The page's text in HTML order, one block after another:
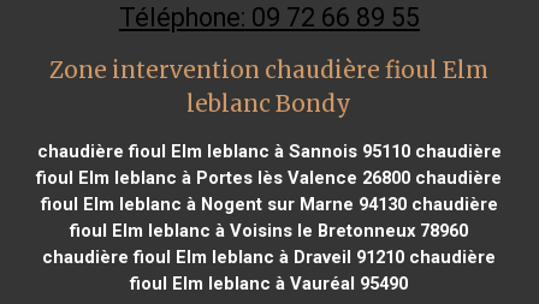
Téléphone: 09 72 66 89 55
Zone intervention chaudière fioul Elm
leblanc Bondy
chaudière fioul Elm leblanc à Sannois 95110chaudière
fioul Elm leblanc à Portes lès Valence 26800 chaudière
fioul Elm leblanc à Nogent sur Marne 94130chaudière
fioul Elm leblanc à Voisins le Bretonneux 78960
chaudière fioul Elm leblanc à Draveil 91210 chaudière
fioul Elm leblanc à Vauréal 95490